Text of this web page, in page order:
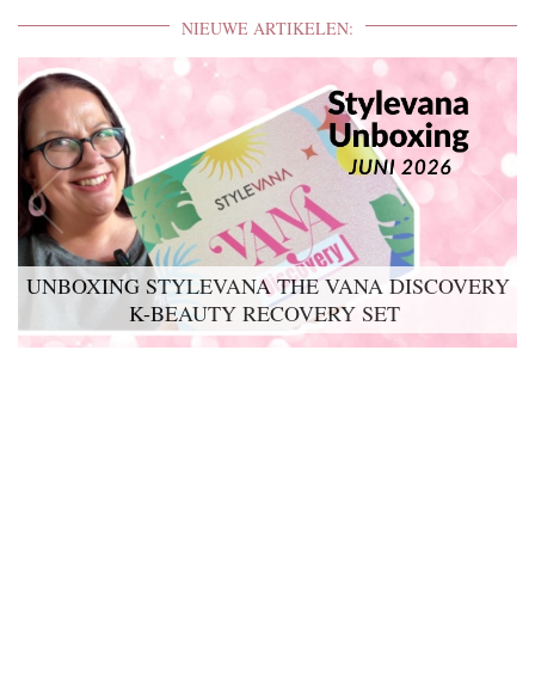
NIEUWE ARTIKELEN:
UNBOXING STYLEVANA THE VANA DISCOVERY
K-BEAUTY RECOVERY SET